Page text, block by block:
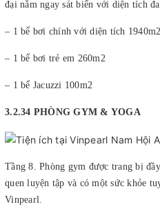
đại nằm ngay sát biển với diện tích
– 1 bể bơi chính với diện tích 1940m2
– 1 bể bơi trẻ em 260m2
– 1 bể Jacuzzi 100m2
3.2.34 PHÒNG GYM & YOGA
Tầng 8. Phòng gym được trang bị
quen luyện tập và có một sức khỏe
Vinpearl.